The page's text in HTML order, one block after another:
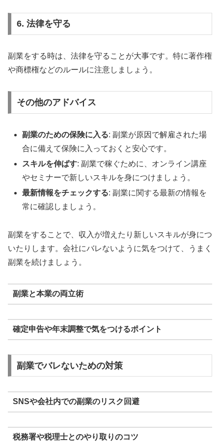
6. 法律を守る
副業をする時は、法律を守ることが大事です。特に著作権
や商標権などのルールに注意しましょう。
その他のアドバイス
副業のための保険に入る: 副業が原因で解雇された場
合に備えて保険に入っておくと安心です。
スキルを伸ばす: 副業で稼ぐために、オンライン講座
やセミナーで新しいスキルを身につけましょう。
最新情報をチェックする: 副業に関する最新の情報を
常に確認しましょう。
副業をすることで、収入が増えたり新しいスキルが身につ
いたりします。会社にバレないように気をつけて、うまく
副業を続けましょう。
副業と本業の両立術
確定申告や年末調整で気をつけるポイント
副業でバレないための対策
SNSや会社内での副業のリスク回避
税務署や税理士とのやり取りのコツ